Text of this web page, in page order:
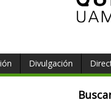
Divulgación